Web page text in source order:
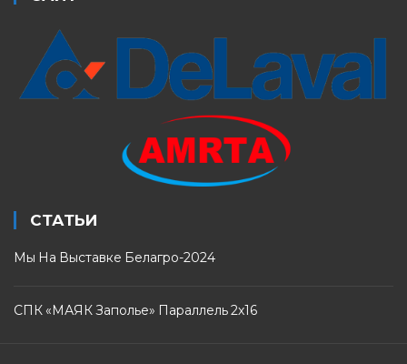
СТАТЬИ
Мы На Выставке Белагро-2024
СПК «МАЯК Заполье» Параллель 2х16